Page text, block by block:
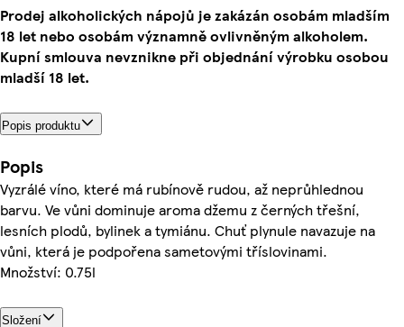
Prodej alkoholických nápojů je zakázán osobám mladším
18 let nebo osobám významně ovlivněným alkoholem.
Kupní smlouva nevznikne při objednání výrobku osobou
mladší 18 let.
Popis produktu
Popis
Vyzrálé víno, které má rubínově rudou, až neprůhlednou
barvu. Ve vůni dominuje aroma džemu z černých třešní,
lesních plodů, bylinek a tymiánu. Chuť plynule navazuje na
vůni, která je podpořena sametovými tříslovinami.
Množství: 0.75l
Složení